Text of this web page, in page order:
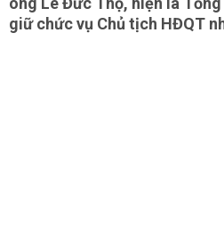
giữ chức vụ Chủ tịch HĐQT